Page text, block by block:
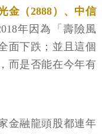
金（2888）、中信
年因為「壽險風
面下跌；並且這個
而是否能在今年有
金融龍頭股都連年